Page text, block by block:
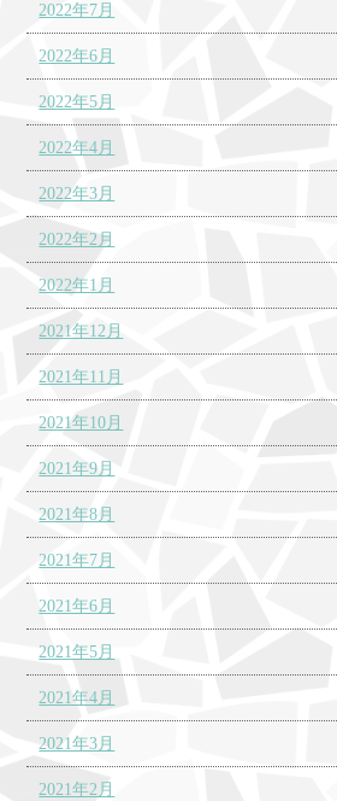
2022年7月
2022年6月
2022年5月
2022年4月
2022年3月
2022年2月
2022年1月
2021年12月
2021年11月
2021年10月
2021年9月
2021年8月
2021年7月
2021年6月
2021年5月
2021年4月
2021年3月
2021年2月